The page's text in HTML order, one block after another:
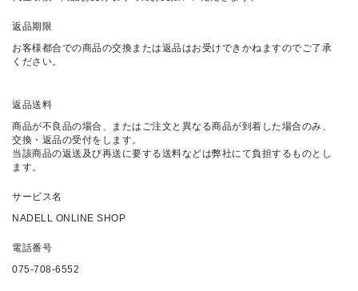
返品期限
お客様都合での商品の交換または返品はお受けできかねますのでご了承
ください。
返品送料
商品が不良品の場合、またはご注文と異なる商品が到着した場合のみ、
交換・返品の受付をします。
当該商品の返送及び再送に要する送料などは弊社にて負担するものとし
ます。
サービス名
NADELL ONLINE SHOP
電話番号
075-708-6552